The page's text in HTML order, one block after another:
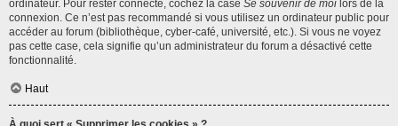
ordinateur. Pour rester connecté, cochez la case Se souvenir de moi lors de la
connexion. Ce n’est pas recommandé si vous utilisez un ordinateur public pour
accéder au forum (bibliothèque, cyber-café, université, etc.). Si vous ne voyez
pas cette case, cela signifie qu’un administrateur du forum a désactivé cette
fonctionnalité.
Haut